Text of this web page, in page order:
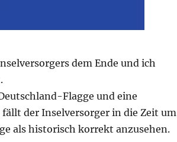
dem Ende und ich
Flagge und eine
der Inselversorger in die Zeit um
als historisch korrekt anzusehen.